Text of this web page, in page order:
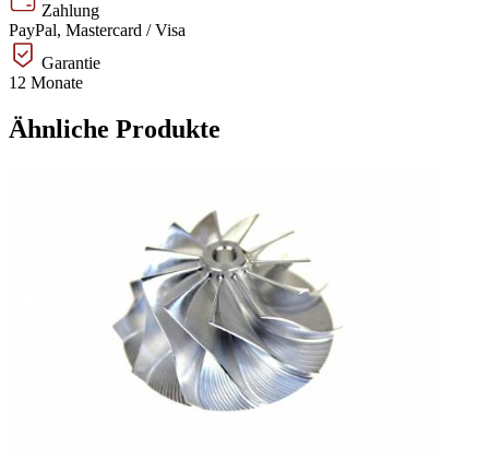
Zahlung
PayPal, Mastercard / Visa
Garantie
12 Monate
Ähnliche Produkte